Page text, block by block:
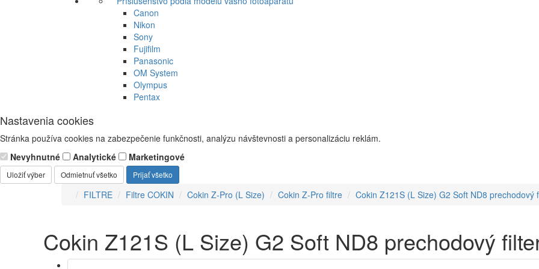
Canon
Nikon
Sony
Fujifilm
Panasonic
OM System
Olympus
Pentax
Nastavenia cookies
Stránka používa cookies na zabezpečenie funkčnosti, analýzu návštevnosti a personalizáciu reklám.
Nevyhnutné
Analytické Marketingové
Uložiť výber Odmietnuť všetko Prijať všetko
FILTRE Filtre COKIN Cokin Z-Pro (L Size) Cokin Z-Pro filtre Cokin Z121S (L Size) G2 Soft ND8 prechodový
Cokin Z121S (L Size) G2 Soft ND8 prechodový